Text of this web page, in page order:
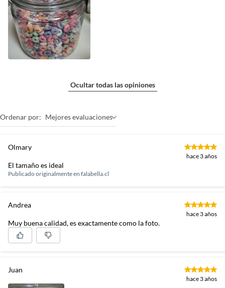
Ocultar todas las opiniones
Ordenar por: Mejores evaluaciones
Olmary
hace 3 años
El tamaño es ideal
Publicado originalmente en falabella.cl
Andrea
hace 3 años
Muy buena calidad, es exactamente como la foto.
Juan
hace 3 años